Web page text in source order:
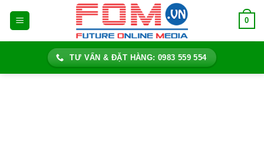
0
TƯ VẤN & ĐẶT HÀNG: 0983 559 554